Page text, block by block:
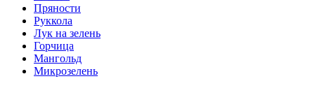
Пряности
Руккола
Лук на зелень
Горчица
Мангольд
Микрозелень